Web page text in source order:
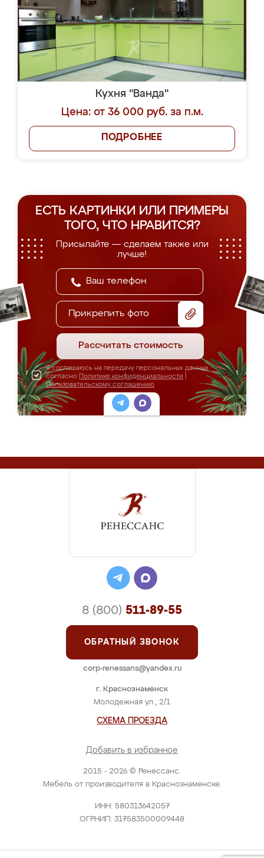
Кухня "Ванда"
Цена: от 36 000 руб. за п.м.
ПОДРОБНЕЕ
ЕСТЬ КАРТИНКИ ИЛИ ПРИМЕРЫ
ТОГО, ЧТО НРАВИТСЯ?
Присылайте — сделаем также или
лучше!
Прикрепить фото
Рассчитать стоимость
Я соглашаюсь на передачу персональных данных
согласно Политике конфиденциальности
Пользовательскому соглашению
2015 - 2026 © Ренессанс.
Мебель от производителя в Краснознаменске.
ИНН: 580313642057
ОГРНИП: 317583500009448
г. Краснознаменск
Молодежная ул., 2/1
СХЕМА ПРОЕЗДА
Добавить в избранное
8 (800) 511-89-55
ОБРАТНЫЙ ЗВОНОК
corp-renessans@yandex.ru